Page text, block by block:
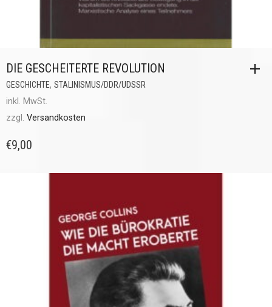
DIE GESCHEITERTE REVOLUTION
GESCHICHTE, STALINISMUS/DDR/UDSSR
inkl. MwSt.
zzgl. Versandkosten
€9,00